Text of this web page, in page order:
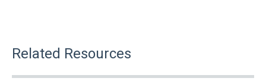
Related Resources